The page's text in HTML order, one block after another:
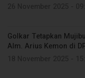
Golkar Tetapkan
Alm. Arius Kemon di